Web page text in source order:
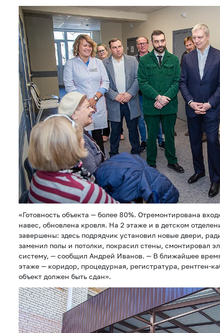
«Готовность объекта — более 80%. Отремонтирована
навес, обновлена кровля. На 2 этаже и в детском
завершены: здесь подрядчик установил новые двери,
заменил полы и потолки, покрасил стены, смонтировал
систему, — сообщил Андрей Иванов. — В ближайшее
этаже — коридор, процедурная, регистратура, рентген-
объект должен быть сдан».